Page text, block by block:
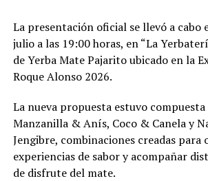
La presentación oficial se llevó a cabo
julio a las 19:00 horas, en “La
de Yerba Mate Pajarito ubicado en la
Roque Alonso 2026.
La nueva propuesta estuvo
Manzanilla & Anís, Coco & Canela y
Jengibre, combinaciones creadas para
experiencias de sabor y acompañar
de disfrute del mate.